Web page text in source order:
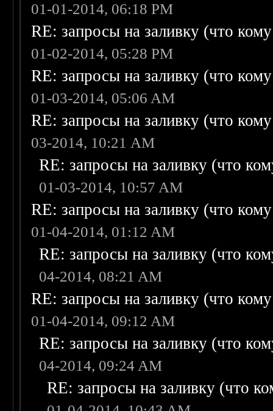
01-01-2014, 06:18 PM
RE: запросы на заливку (что
01-02-2014, 05:28 PM
RE: запросы на заливку (что
01-03-2014, 05:06 AM
RE: запросы на заливку (что
03-2014, 10:21 AM
RE: запросы на заливку (что
01-03-2014, 10:57 AM
RE: запросы на заливку (что
01-04-2014, 01:12 AM
RE: запросы на заливку (что
04-2014, 08:21 AM
RE: запросы на заливку (что
01-04-2014, 09:12 AM
RE: запросы на заливку (что
04-2014, 09:24 AM
RE: запросы на заливку (что